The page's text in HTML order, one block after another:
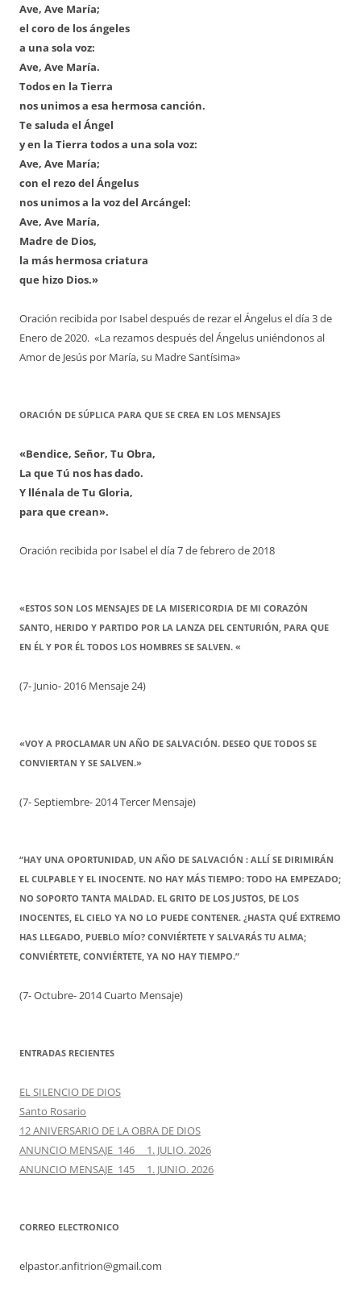
Ave, Ave María;
el coro de los ángeles
a una sola voz:
Ave, Ave María.
Todos en la Tierra
nos unimos a esa hermosa canción.
Te saluda el Ángel
y en la Tierra todos a una sola voz:
Ave, Ave María;
con el rezo del Ángelus
nos unimos a la voz del Arcángel:
Ave, Ave María,
Madre de Dios,
la más hermosa criatura
que hizo Dios.»
Oración recibida por Isabel después de rezar el Ángelus el día 3 de
Enero de 2020. «La rezamos después del Ángelus uniéndonos al
Amor de Jesús por María, su Madre Santísima»
ORACIÓN DE SÚPLICA PARA QUE SE CREA EN LOS MENSAJES
«Bendice, Señor, Tu Obra,
La que Tú nos has dado.
Y llénala de Tu Gloria,
para que crean».
Oración recibida por Isabel el día 7 de febrero de 2018
«ESTOS SON LOS MENSAJES DE LA MISERICORDIA DE MI CORAZÓN
SANTO, HERIDO Y PARTIDO POR LA LANZA DEL CENTURIÓN, PARA QUE
EN ÉL Y POR ÉL TODOS LOS HOMBRES SE SALVEN. «
(7- Junio- 2016 Mensaje 24)
«VOY A PROCLAMAR UN AÑO DE SALVACIÓN. DESEO QUE TODOS SE
CONVIERTAN Y SE SALVEN.»
(7- Septiembre- 2014 Tercer Mensaje)
“HAY UNA OPORTUNIDAD, UN AÑO DE SALVACIÓN : ALLÍ SE DIRIMIRÁN
EL CULPABLE Y EL INOCENTE. NO HAY MÁS TIEMPO: TODO HA EMPEZADO;
NO SOPORTO TANTA MALDAD. EL GRITO DE LOS JUSTOS, DE LOS
INOCENTES, EL CIELO YA NO LO PUEDE CONTENER. ¿HASTA QUÉ EXTREMO
HAS LLEGADO, PUEBLO MÍO? CONVIÉRTETE Y SALVARÁS TU ALMA;
CONVIÉRTETE, CONVIÉRTETE, YA NO HAY TIEMPO.”
(7- Octubre- 2014 Cuarto Mensaje)
ENTRADAS RECIENTES
EL SILENCIO DE DIOS
Santo Rosario
12 ANIVERSARIO DE LA OBRA DE DIOS
ANUNCIO MENSAJE 146 1. JULIO. 2026
ANUNCIO MENSAJE 145 1. JUNIO. 2026
CORREO ELECTRONICO
elpastor.anfitrion@gmail.com